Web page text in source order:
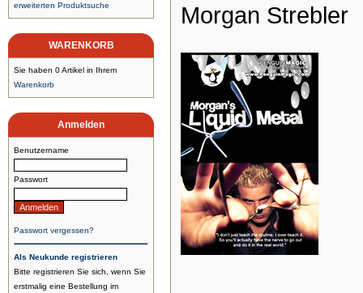
erweiterten Produktsuche
WARENKORB
Sie haben 0 Artikel in Ihrem
Warenkorb
Anmelden
Benutzername
Passwort
Passwort vergessen?
Als Neukunde registrieren
Bitte registrieren Sie sich, wenn Sie
erstmalig eine Bestellung im
Morgan Strebler